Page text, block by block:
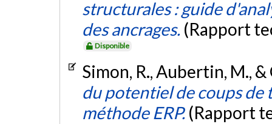
structurales : guide
des ancrages. (Rapport
Disponible
Simon, R., Aubertin, M.,
du potentiel de coups de
méthode ERP. (Rapport